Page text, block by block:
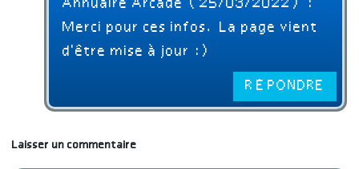
Annuaire Arcade (25/03/2022) :
Merci pour ces infos. La page vient
d'être mise à jour :)
RÉPONDRE
Laisser un commentaire